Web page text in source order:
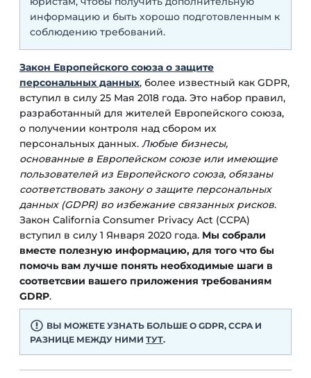
информацию и быть хорошо подготовленным к
соблюдению требований.
Закон Европейского союза о защите
персональных данных, более известный как GDPR,
вступил в силу 25 Мая 2018 года. Это набор правил,
разработанный для жителей Европейского союза,
о получении контроля над сбором их
персональных данных. Любые бизнесы,
основанные в Европейском союзе или имеющие
пользователей из Европейского союза, обязаны
соответствовать закону о защите персональных
данных (GDPR) во избежание связанных рисков.
Закон California Consumer Privacy Act (CCPA)
вступил в силу 1 Января 2020 года. Мы собрали
вместе полезную информацию, для того что бы
помочь вам лучше понять необходимые шаги в
соответсвии вашего приложения требованиям
GDRP.
ВЫ МОЖЕТЕ УЗНАТЬ БОЛЬШЕ О GDPR, CCPA И
РАЗНИЦЕ МЕЖДУ НИМИ ТУТ.